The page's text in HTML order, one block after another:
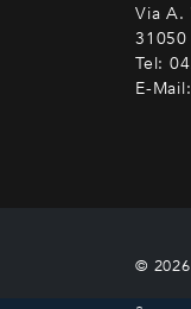
Via A.
31050
Tel:
E-Mail:
©